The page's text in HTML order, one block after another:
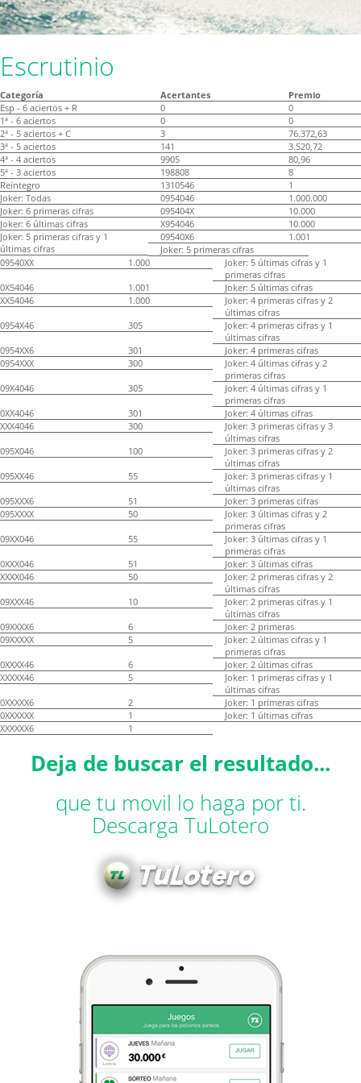
Escrutinio
Categoría Acertantes
Premio
Esp - 6 aciertos + R
0
0
1ª - 6 aciertos
0
0
2ª - 5 aciertos + C
3
76.372,63
3ª - 5 aciertos
141
3.520,72
4ª - 4 aciertos
9905
80,96
5ª - 3 aciertos
198808
8
Reintegro
1310546
1
Joker: Todas
0954046
1.000.000
Joker: 6 primeras cifras
095404X
10.000
Joker: 6 últimas cifras
X954046
10.000
Joker: 5 primeras cifras y 1
últimas cifras
09540X6
1.001
Joker: 5 primeras cifras
09540XX
1.000
Joker: 5 últimas cifras y 1
primeras cifras
0X54046
1.001
Joker: 5 últimas cifras
XX54046
1.000
Joker: 4 primeras cifras y 2
últimas cifras
0954X46
305
Joker: 4 primeras cifras y 1
últimas cifras
0954XX6
301
Joker: 4 primeras cifras
0954XXX
300
Joker: 4 últimas cifras y 2
primeras cifras
09X4046
305
Joker: 4 últimas cifras y 1
primeras cifras
0XX4046
301
Joker: 4 últimas cifras
XXX4046
300
Joker: 3 primeras cifras y 3
últimas cifras
095X046
100
Joker: 3 primeras cifras y 2
últimas cifras
095XX46
55
Joker: 3 primeras cifras y 1
últimas cifras
095XXX6
51
Joker: 3 primeras cifras
095XXXX
50
Joker: 3 últimas cifras y 2
primeras cifras
09XX046
55
Joker: 3 últimas cifras y 1
primeras cifras
0XXX046
51
Joker: 3 últimas cifras
XXXX046
50
Joker: 2 primeras cifras y 2
últimas cifras
09XXX46
10
Joker: 2 primeras cifras y 1
últimas cifras
09XXXX6
6
Joker: 2 primeras
09XXXXX
5
Joker: 2 últimas cifras y 1
primeras cifras
0XXXX46
6
Joker: 2 últimas cifras
XXXXX46
5
Joker: 1 primeras cifras y 1
últimas cifras
0XXXXX6
2
Joker: 1 primeras cifras
0XXXXXX
1
Joker: 1 últimas cifras
XXXXXX6
1
Deja de buscar el resultado...
que tu movil lo haga por ti.
Descarga TuLotero